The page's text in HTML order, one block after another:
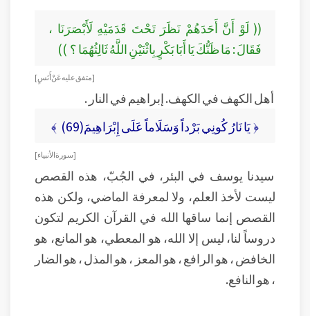
(( لَوْ أَنَّ أَحَدَهُمْ نَظَرَ تَحْتَ قَدَمَيْهِ لَأَبْصَرَنَا ،
فَقَالَ : مَا ظَنُّكَ يَا أَبَا بَكْرٍ بِاثْنَيْنِ اللَّهُ ثَالِثُهُمَا ؟ ))
[ متفق عليه عَنْ أَنَسٍ ]
أهل الكهف في الكهف. إبراهيم في النار .
﴿ يَا نَارُ كُونِي بَرْداً وَسَلَاماً عَلَى إِبْرَاهِيمَ(69) ﴾
[ سورة الأنبياء ]
سيدنا يوسف في البئر، في الجُبّ، هذه القصص
ليست لأخذ العلم، ولا لمعرفة الماضي، ولكن هذه
القصص إنما ساقها الله في القرآن الكريم لتكون
دروساً لنا، ليس إلا الله، هو المعطي، هو المانع، هو
الخافض ، هو الرافع ، هو المعز ، هو المذل ، هو الضار
، هو النافع.